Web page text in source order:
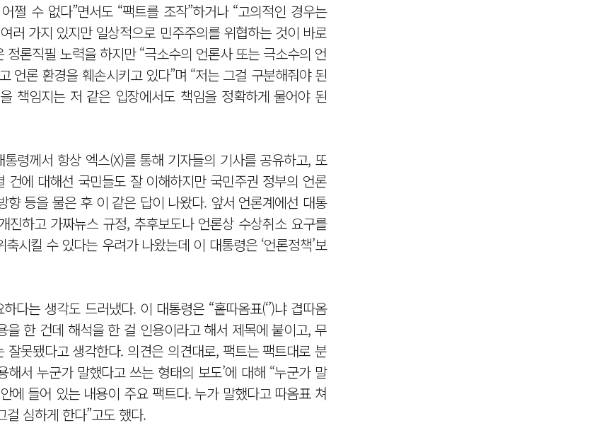
쩔 수 없다”면서도 “팩트를 조작”하거나 “고의적인 경우는
러 가지 있지만 일상적으로 민주주의를 위협하는 것이 바로
론직필 노력을 하지만 “극소수의 언론사 또는 극소수의 언
언론 환경을 훼손시키고 있다”며 “저는 그걸 구분해줘야 된
책임지는 저 같은 입장에서도 책임을 정확하게 물어야 된
령께서 항상 엑스(X)를 통해 기자들의 기사를 공유하고, 또
에 대해선 국민들도 잘 이해하지만 국민주권 정부의 언론
등을 물은 후 이 같은 답이 나왔다. 앞서 언론계에선 대통
하고 가짜뉴스 규정, 추후보도나 언론상 수상취소 요구를
시킬 수 있다는 우려가 나왔는데 이 대통령은 ‘언론정책’보
다는 생각도 드러냈다. 이 대통령은 “홑따옴표(‘’)냐 겹따옴
을 한 건데 해석을 한 걸 인용이라고 해서 제목에 붙이고, 무
못됐다고 생각한다. 의견은 의견대로, 팩트는 팩트대로 분
서 누군가 말했다고 쓰는 형태의 보도’에 대해 “누군가 말
에 들어 있는 내용이 주요 팩트다. 누가 말했다고 따옴표 쳐
심하게 한다”고도 했다.